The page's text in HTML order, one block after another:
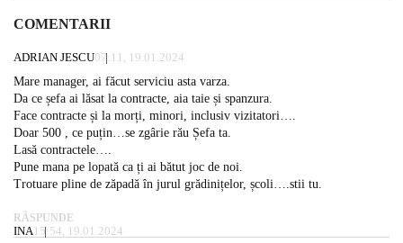
COMENTARII
ADRIAN JESCU07:11, 19.01.2024
Mare manager, ai făcut serviciu asta varza.
Da ce șefa ai lăsat la contracte, aia taie și spanzura.
Face contracte și la morți, minori, inclusiv vizitatori….
Doar 500 , ce puțin…se zgârie rău Șefa ta.
Lasă contractele….
Pune mana pe lopată ca ți ai bătut joc de noi.
Trotuare pline de zăpadă în jurul grădinițelor, școli….stii tu.
RĂSPUNDE
INA15:54, 19.01.2024